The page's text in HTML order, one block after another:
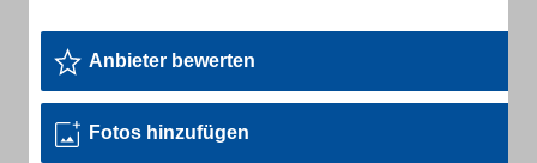
Anbieter bewerten
Fotos hinzufügen